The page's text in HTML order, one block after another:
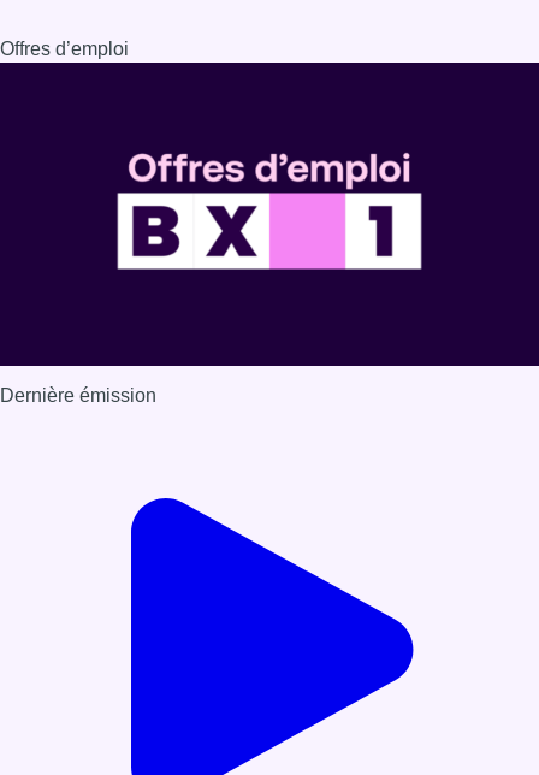
Offres d’emploi
Dernière émission